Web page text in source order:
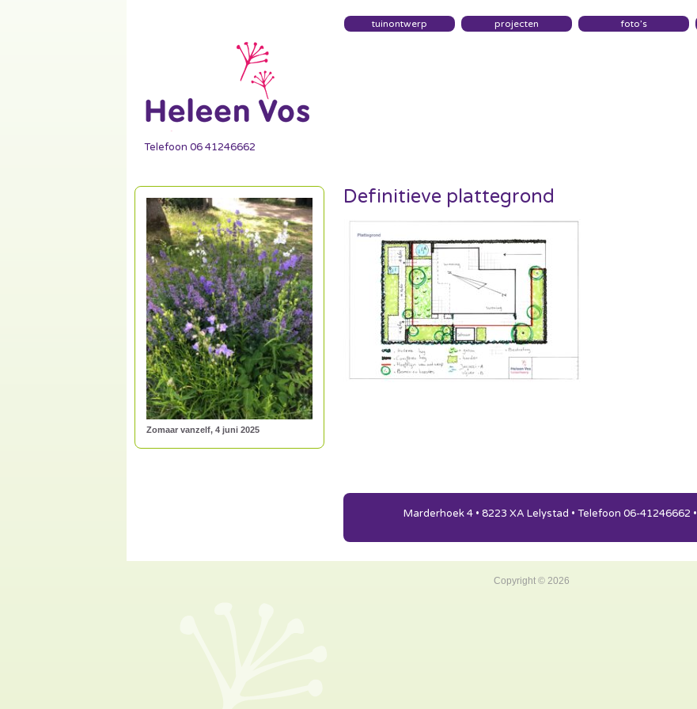
tuinontwerp projecten foto’s
Definitieve plattegrond
Telefoon 06 41246662
Zomaar vanzelf, 4 juni 2025
Marderhoek 4 • 8223 XA Lelystad • Telefoon 06-41246662 •
Copyright © 2026